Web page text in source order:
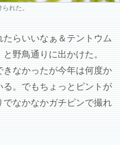
れた。
らいいなぁ＆テントウム
野鳥通りに出かけた。
なかったが今年は何度か
。でもちょっとピントが
なかなかガチピンで撮れ